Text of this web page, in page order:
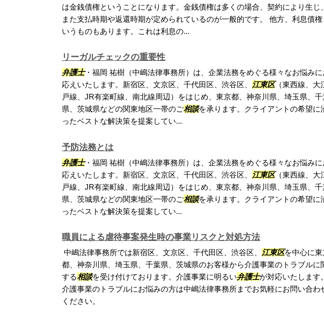
は金銭債権ということになります。金銭債権は多くの場合、契約により生じ、
また支払時期や返還時期が定められているのが一般的です。 他方、利息債権
いうものもあります。これは利息の...
リーガルチェックの重要性
弁護士・福岡 祐樹（中嶋法律事務所）は、企業法務をめぐる様々なお悩みに
応えいたします。新宿区、文京区、千代田区、渋谷区、
江東区（東西線、大
戸線、JR有楽町線、南北線周辺）をはじめ、東京都、神奈川県、埼玉県、千
県、茨城県などの関東地区一帯のご相談を承ります。クライアントの希望に
ったベストな解決策を提案してい...
予防法務とは
弁護士・福岡 祐樹（中嶋法律事務所）は、企業法務をめぐる様々なお悩みに
応えいたします。新宿区、文京区、千代田区、渋谷区、
江東区（東西線、大
戸線、JR有楽町線、南北線周辺）をはじめ、東京都、神奈川県、埼玉県、千
県、茨城県などの関東地区一帯のご相談を承ります。クライアントの希望に
ったベストな解決策を提案してい...
職員による虐待事案発生時の事業リスクと対処方法
中嶋法律事務所では新宿区、文京区、千代田区、渋谷区、 江東区を中心に東
都、神奈川県、埼玉県、千葉県、茨城県のお客様から介護事業のトラブルに
する相談を受け付けております。介護事業に明るい弁護士が対応いたします。
介護事業のトラブルにお悩みの方は中嶋法律事務所までお気軽にお問い合わ
ください。